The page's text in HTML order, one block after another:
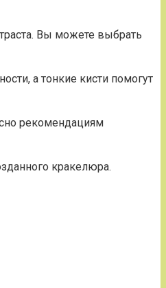
Вы можете выбрать
а тонкие кисти помогут
рекомендациям
кракелюра.